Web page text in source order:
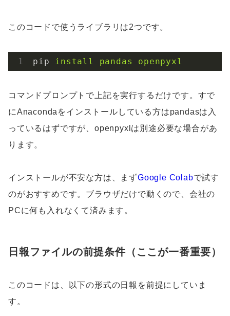
このコードで使うライブラリは2つです。
pip install pandas openpyxl
コマンドプロンプトで上記を実行するだけです。すで
にAnacondaをインストールしている方はpandasは入
っているはずですが、openpyxlは別途必要な場合があ
ります。
インストールが不安な方は、まずGoogle Colabで試す
のがおすすめです。ブラウザだけで動くので、会社の
PCに何も入れなくて済みます。
日報ファイルの前提条件（ここが一番重要）
このコードは、以下の形式の日報を前提にしていま
す。